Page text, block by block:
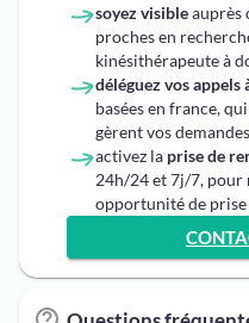
soyez visibleauprès
proches en
kinésithérapeute à
déléguez vos appels
basées en france,
gèrent vos
activez la prise de
24h/24 et 7j/7, pour
opportunité de prise